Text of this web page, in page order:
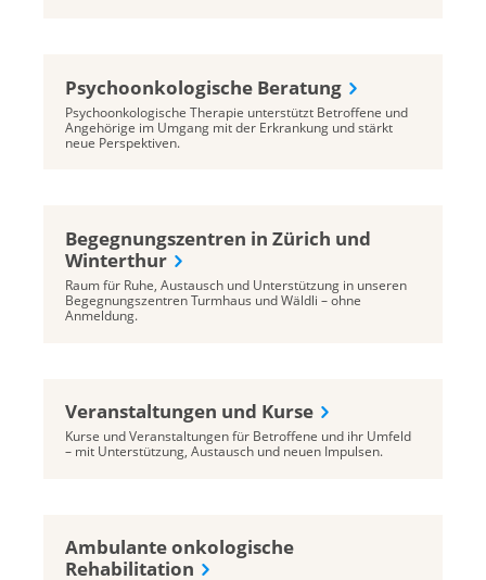
Psychoonkologische Beratung
Psychoonkologische Therapie unterstützt Betroffene und
Angehörige im Umgang mit der Erkrankung und stärkt
neue Perspektiven.
Begegnungszentren in Zürich und
Winterthur
Raum für Ruhe, Austausch und Unterstützung in unseren
Begegnungszentren Turmhaus und Wäldli – ohne
Anmeldung.
Veranstaltungen und Kurse
Kurse und Veranstaltungen für Betroffene und ihr Umfeld
– mit Unterstützung, Austausch und neuen Impulsen.
Ambulante onkologische
Rehabilitation